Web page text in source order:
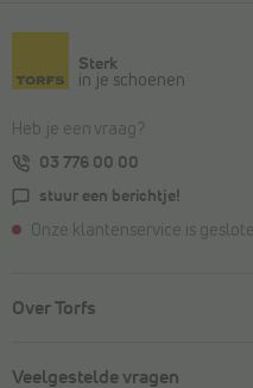
Sterk
in je schoenen
Heb je een vraag?
03 776 00 00
stuur een berichtje!
Onze klantenservice is
Over Torfs
Veelgestelde vragen